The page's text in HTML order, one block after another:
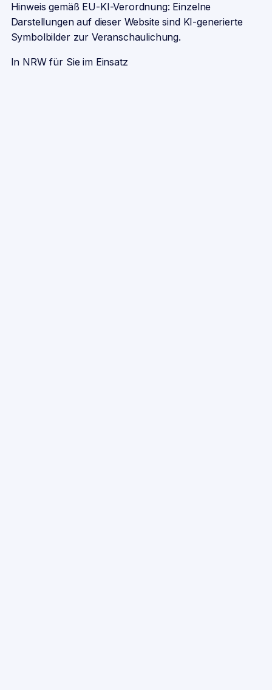
Hinweis gemäß EU-KI-Verordnung: Einzelne
Darstellungen auf dieser Website sind KI-generierte
Symbolbilder zur Veranschaulichung.
In NRW für Sie im Einsatz